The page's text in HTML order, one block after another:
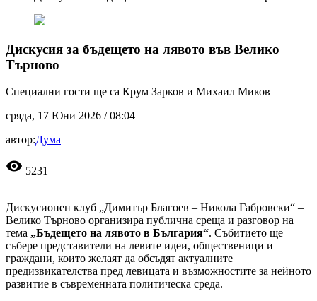
Дискусия за бъдещето на лявото във Велико
Търново
Специални гости ще са Крум Зарков и Михаил Миков
сряда, 17 Юни 2026 /08:04
автор:Дума
visibility 5231
Дискусионен клуб „Димитър Благоев – Никола Габровски“ –
Велико Търново организира публична среща и разговор на
тема „Бъдещето на лявото в България“. Събитието ще
събере представители на левите идеи, общественици и
граждани, които желаят да обсъдят актуалните
предизвикателства пред левицата и възможностите за нейното
развитие в съвременната политическа среда.